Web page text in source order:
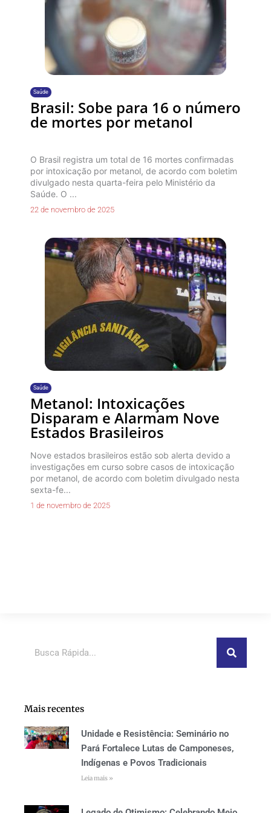
Saúde
Brasil: Sobe para 16 o número
de mortes por metanol
O Brasil registra um total de 16 mortes confirmadas
por intoxicação por metanol, de acordo com boletim
divulgado nesta quarta-feira pelo Ministério da
Saúde. O ...
22 de novembro de 2025
Saúde
Metanol: Intoxicações
Disparam e Alarmam Nove
Estados Brasileiros
Nove estados brasileiros estão sob alerta devido a
investigações em curso sobre casos de intoxicação
por metanol, de acordo com boletim divulgado nesta
sexta-fe...
1 de novembro de 2025
Mais recentes
Unidade e Resistência: Seminário no
Pará Fortalece Lutas de Camponeses,
Indígenas e Povos Tradicionais
Leia mais »